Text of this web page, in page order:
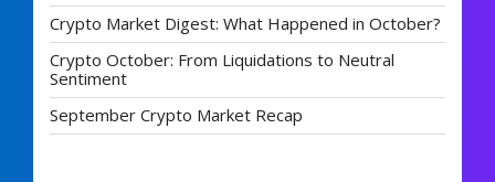
Crypto Market Digest: What Happened in October?
Crypto October: From Liquidations to Neutral
Sentiment
September Crypto Market Recap